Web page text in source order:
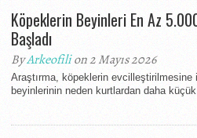
Köpeklerin Beyinleri En Az
Başladı
ByArkeofilion 2 Mayıs 2026
Araştırma, köpeklerin
beyinlerinin neden kurtlardan daha